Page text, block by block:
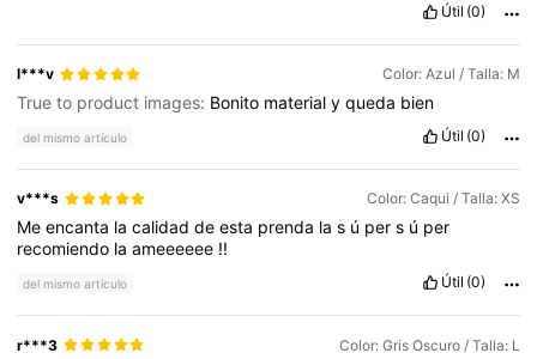
Útil (0)
l***v Color: Azul / Talla: M
True to product images: Bonito materialyqueda bien
del mismo artículo Útil (0)
v***s Color: Caqui / Talla: XS
Meencanta lacalidaddeesta prenda las ú pers ú per
recomiendo laameeeeee !!
del mismo artículo Útil (0)
r***3 Color: Gris Oscuro / Talla: L